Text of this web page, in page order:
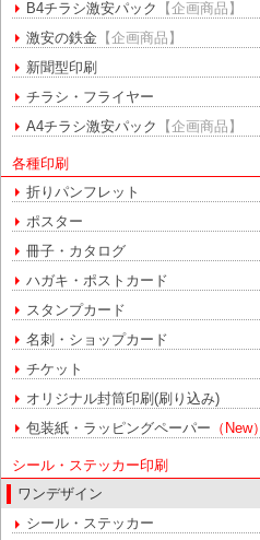
B4チラシ激安パック
【企画商品】
激安の鉄金 【企画商品】
新聞型印刷
チラシ・フライヤー
A4チラシ激安パック
【企画商品】
各種印刷
折りパンフレット
ポスター
冊子・カタログ
ハガキ・ポストカード
スタンプカード
名刺・ショップカード
チケット
オリジナル封筒印刷(刷り込み)
包装紙・ラッピングペーパー （New）
シール・ステッカー印刷
ワンデザイン
シール・ステッカー